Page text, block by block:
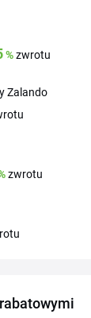
%zwrotu
Zalando
zwrotu